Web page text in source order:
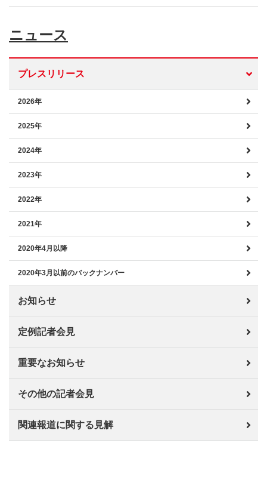
ニュース
プレスリリース
2026年
2025年
2024年
2023年
2022年
2021年
2020年4月以降
2020年3月以前のバックナンバー
お知らせ
定例記者会見
重要なお知らせ
その他の記者会見
関連報道に関する見解